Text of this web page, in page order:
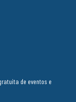
de eventos e